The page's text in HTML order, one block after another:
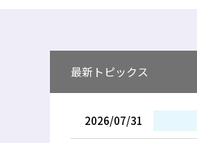
最新トピックス
2026/07/31